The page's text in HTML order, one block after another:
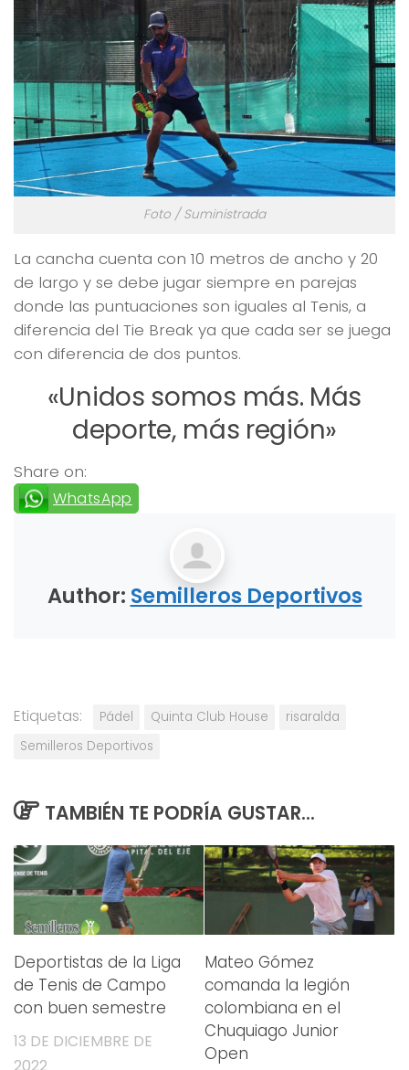
Foto / Suministrada
La cancha cuenta con 10 metros de ancho y 20
de largo y se debe jugar siempre en parejas
donde las puntuaciones son iguales al Tenis, a
diferencia del Tie Break ya que cada ser se juega
con diferencia de dos puntos.
«Unidos somos más. Más
deporte, más región»
Share on:
WhatsApp
Author: Semilleros Deportivos
Etiquetas: Pádel Quinta Club House
risaralda
Semilleros Deportivos
TAMBIÉN TE PODRÍA GUSTAR...
Deportistas de la Liga
de Tenis de Campo
con buen semestre
13 DE DICIEMBRE DE
2022
Mateo Gómez
comanda la legión
colombiana en el
Chuquiago Junior
Open